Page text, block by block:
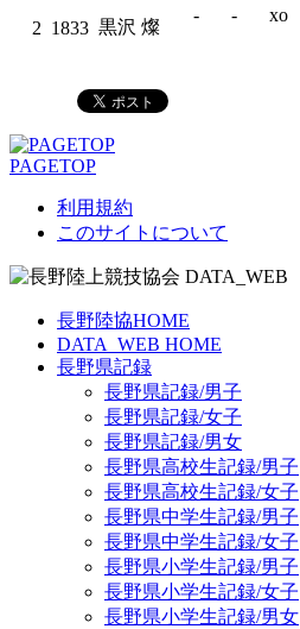
2 1833 黒沢 燦
- - xo
PAGETOP
利用規約
このサイトについて
長野陸協HOME
DATA_WEB HOME
長野県記録
長野県記録/男子
長野県記録/女子
長野県記録/男女
長野県高校生記録/男子
長野県高校生記録/女子
長野県中学生記録/男子
長野県中学生記録/女子
長野県小学生記録/男子
長野県小学生記録/女子
長野県小学生記録/男女